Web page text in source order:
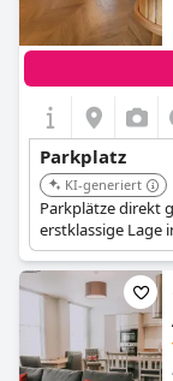
Parkplatz
KI-generiert
Parkplätze direkt
erstklassige Lage
bietet Gästen, die